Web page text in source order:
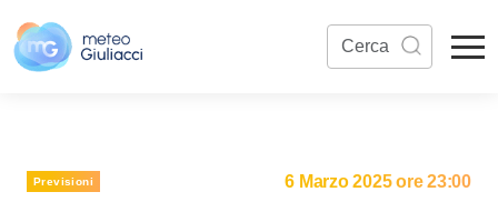
Previsioni 6 Marzo 2025 ore 23:00